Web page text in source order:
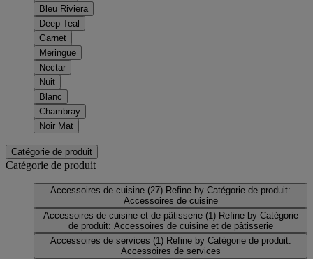
Bleu Riviera
Deep Teal
Garnet
Meringue
Nectar
Nuit
Blanc
Chambray
Noir Mat
Catégorie de produit
Catégorie de produit
Accessoires de cuisine (27) Refine by Catégorie de produit:
Accessoires de cuisine
Accessoires de cuisine et de pâtisserie (1) Refine by Catégorie
de produit: Accessoires de cuisine et de pâtisserie
Accessoires de services (1) Refine by Catégorie de produit:
Accessoires de services